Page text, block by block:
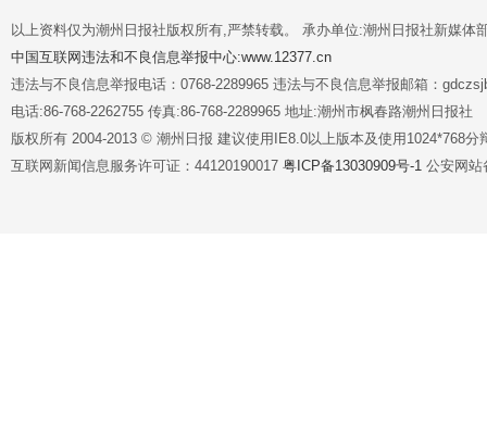
以上资料仅为潮州日报社版权所有,严禁转载。 承办单位:潮州日报社新媒体
中国互联网违法和不良信息举报中心:www.12377.cn
违法与不良信息举报电话：0768-2289965 违法与不良信息举报邮箱：
电话:86-768-2262755 传真:86-768-2289965 地址:潮州市枫春路潮州日报社
版权所有 2004-2013 © 潮州日报 建议使用IE8.0以上版本及使用1024*768分
互联网新闻信息服务许可证：44120190017 粤ICP备13030909号-1 公安网站